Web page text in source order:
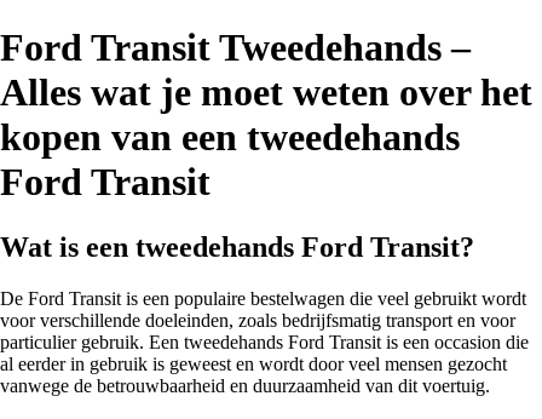
Ford Transit Tweedehands –
Alles wat je moet weten over het
kopen van een tweedehands
Ford Transit
Wat is een tweedehands Ford Transit?
De Ford Transit is een populaire bestelwagen die veel gebruikt wordt
voor verschillende doeleinden, zoals bedrijfsmatig transport en voor
particulier gebruik. Een tweedehands Ford Transit is een occasion die
al eerder in gebruik is geweest en wordt door veel mensen gezocht
vanwege de betrouwbaarheid en duurzaamheid van dit voertuig.